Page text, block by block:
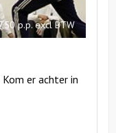
p.p. excl BTW
er achter in